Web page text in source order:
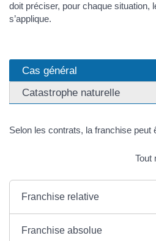
doit préciser, pour chaque situation,
s’applique.
Cas général
Catastrophe naturelle
Selon les contrats, la franchise peut
Tout
Franchise relative
Franchise absolue